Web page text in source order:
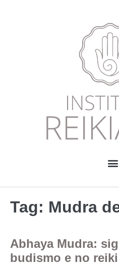
Tag: Mudra
Abhaya Mudra:
budismo e no reiki